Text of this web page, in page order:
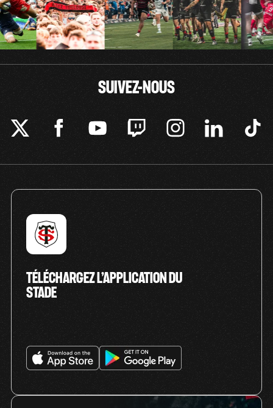
SUIVEZ-NOUS
TÉLÉCHARGEZ L’APPLICATION DU
STADE